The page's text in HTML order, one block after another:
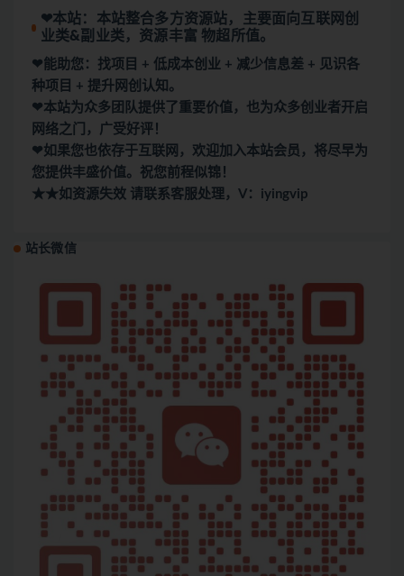
❤本站：本站整合多方资源站，主要面向互联网创
业类&副业类，资源丰富 物超所值。
❤能助您：找项目 + 低成本创业 + 减少信息差 + 见识各
种项目 + 提升网创认知。
❤本站为众多团队提供了重要价值，也为众多创业者开启
网络之门，广受好评！
❤如果您也依存于互联网，欢迎加入本站会员，将尽早为
您提供丰盛价值。祝您前程似锦！
★★如资源失效 请联系客服处理，V：iyingvip
站长微信